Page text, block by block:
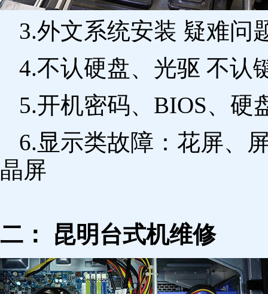
3.外文系统安装 疑难问
4.不认硬盘、光驱 不认
5.开机密码、BIOS、硬
6.显示类故障：花屏、
晶屏
二： 昆明台式机维修